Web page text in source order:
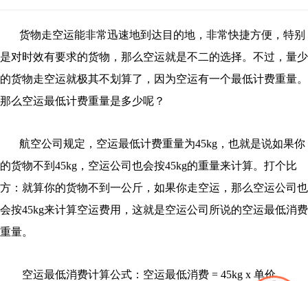
增值服务 +
+
货物走空运能非常迅速地到达目的地，非常快捷方便，特别
是对时效有要求的货物，那么空运就是不二的选择。不过，量少
的货物走空运就极其不划算了，因为空运有一个最低计费重量。
那么空运最低计费重量是多少呢？
航空公司规定，空运最低计费重量为45kg，也就是说如果你
的货物不到45kg，空运公司也会按45kg的重量来计算。打个比
方：就算你的货物不到一公斤，如果你走空运，那么空运公司也
会按45kg来计算空运费用，这就是空运公司所说的空运最低消费
重量。
空运最低消费计算公式：空运最低消费 = 45kg x 单价